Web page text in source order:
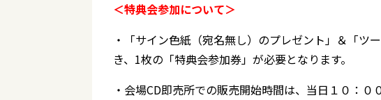
＜特典会参加について＞
・「サイン色紙（宛名無し）のプレゼント」＆「ツ
き、1枚の「特典会参加券」が必要となります。
・会場CD即売所での販売開始時間は、当日１０：